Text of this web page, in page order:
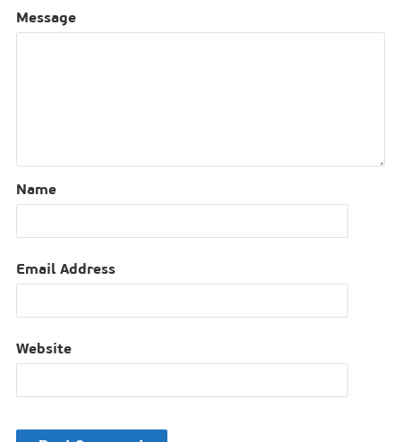
Message
Name
Email Address
Website